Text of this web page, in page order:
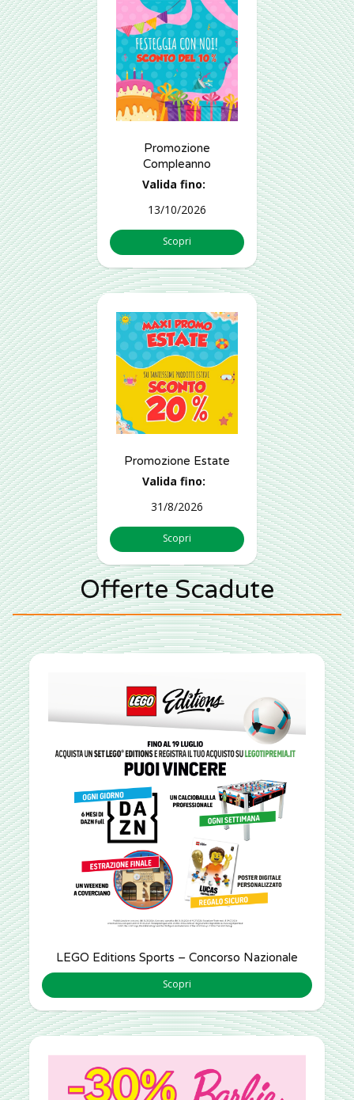
Promozione
Compleanno
Valida fino:
13/10/2026
Scopri
Promozione Estate
Valida fino:
31/8/2026
Scopri
Offerte Scadute
LEGO Editions Sports – Concorso Nazionale
Scopri